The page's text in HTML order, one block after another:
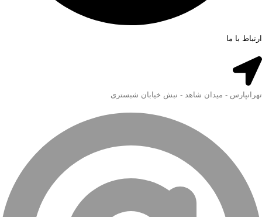
ارتباط با ما
تهرانپارس - میدان شاهد - نبش خیابان شبستری